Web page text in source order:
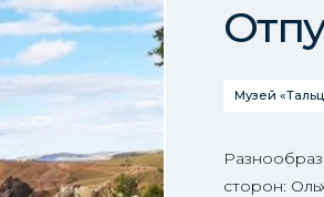
Музей
сторон: